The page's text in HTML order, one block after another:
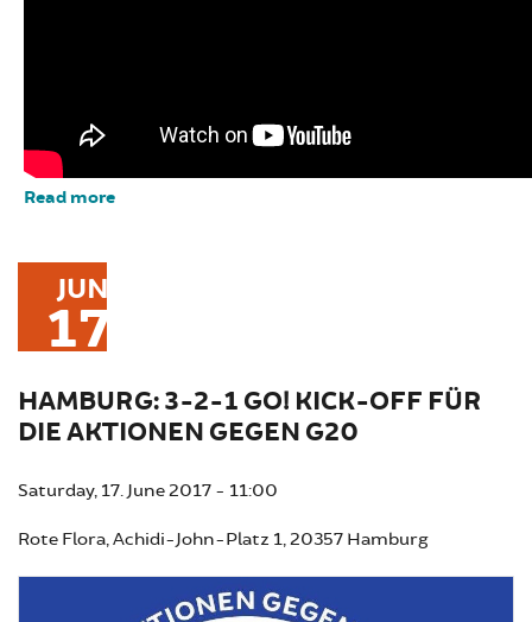
Read more
JUN
17
HAMBURG: 3-2-1 GO! KICK-OFF FÜR
DIE AKTIONEN GEGEN G20
Saturday, 17. June 2017 - 11:00
Rote Flora, Achidi-John-Platz 1, 20357 Hamburg